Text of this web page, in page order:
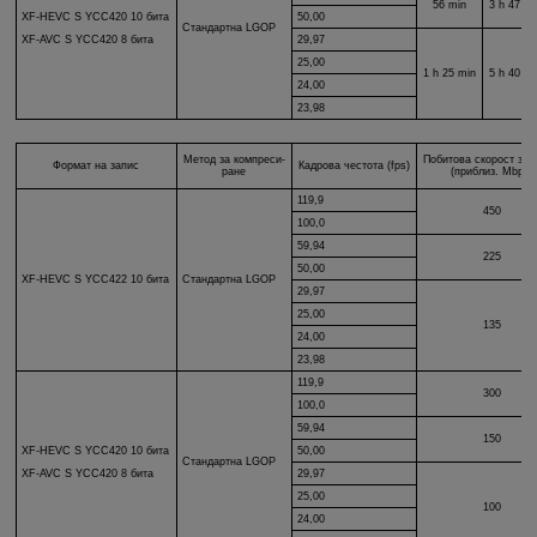
XF-HEVC S YCC420 10 бита
XF-AVC S YCC420 8 бита
Стандартна LGOP
56 min
3 h 47
50,00
29,97
1 h 25 min 5 h 40
25,00
24,00
23,98
Формат на запис
Метод за компреси-
ране
Кадрова честота (fps)
Побитова скорост за
(приблиз. Mbps)
XF-HEVC S YCC422 10 бита Стандартна LGOP
119,9
450
100,0
59,94
225
50,00
29,97
135
25,00
24,00
23,98
XF-HEVC S YCC420 10 бита
XF-AVC S YCC420 8 бита
Стандартна LGOP
119,9
300
100,0
59,94
150
50,00
29,97
100
25,00
24,00